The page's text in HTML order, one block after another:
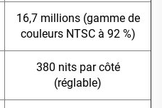
16,7 millions (gamme de
couleurs NTSC à 92 %)
380 nits par côté
(réglable)